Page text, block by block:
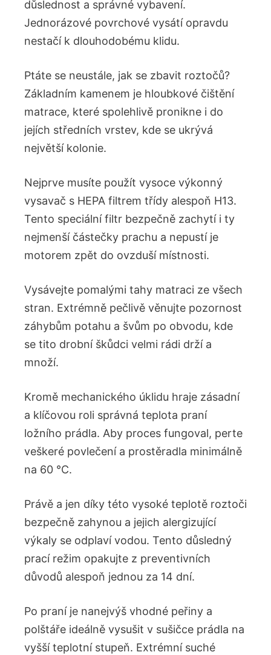
důslednost a správné vybavení.
Jednorázové povrchové vysátí opravdu
nestačí k dlouhodobému klidu.
Ptáte se neustále, jak se zbavit roztočů?
Základním kamenem je hloubkové čištění
matrace, které spolehlivě pronikne i do
jejích středních vrstev, kde se ukrývá
největší kolonie.
Nejprve musíte použít vysoce výkonný
vysavač s HEPA filtrem třídy alespoň H13.
Tento speciální filtr bezpečně zachytí i ty
nejmenší částečky prachu a nepustí je
motorem zpět do ovzduší místnosti.
Vysávejte pomalými tahy matraci ze všech
stran. Extrémně pečlivě věnujte pozornost
záhybům potahu a švům po obvodu, kde
se tito drobní škůdci velmi rádi drží a
množí.
Kromě mechanického úklidu hraje zásadní
a klíčovou roli správná teplota praní
ložního prádla. Aby proces fungoval, perte
veškeré povlečení a prostěradla minimálně
na 60 °C.
Právě a jen díky této vysoké teplotě roztoči
bezpečně zahynou a jejich alergizující
výkaly se odplaví vodou. Tento důsledný
prací režim opakujte z preventivních
důvodů alespoň jednou za 14 dní.
Po praní je nanejvýš vhodné peřiny a
polštáře ideálně vysušit v sušičce prádla na
vyšší teplotní stupeň. Extrémní suché